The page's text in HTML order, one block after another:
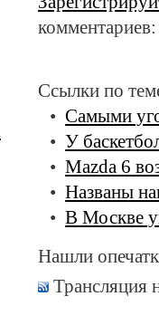
Ссылки по
Самыми
У
Mazda 6
Названы
В Москве
Нашли
Трансляция